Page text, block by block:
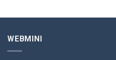
WEBMINI